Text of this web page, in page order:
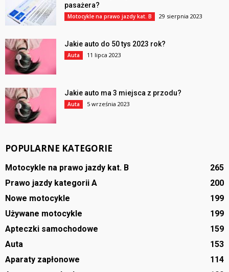
pasażera?
Motocykle na prawo jazdy kat. B 29 sierpnia 2023
Jakie auto do 50 tys 2023 rok?
Auta 11 lipca 2023
Jakie auto ma 3 miejsca z przodu?
Auta 5 września 2023
POPULARNE KATEGORIE
Motocykle na prawo jazdy kat. B
265
Prawo jazdy kategorii A
200
Nowe motocykle
199
Używane motocykle
199
Apteczki samochodowe
159
Auta
153
Aparaty zapłonowe
114